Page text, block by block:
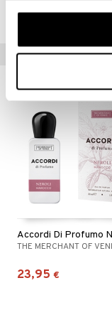
våra cookies vid
CADP2-TK-30-XX-XX
THE MERCHANT OF
23,95 €